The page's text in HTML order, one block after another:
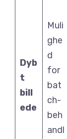
Dyb
t
bill
ede
Muli
ghe
d
for
bat
ch-
beh
andl